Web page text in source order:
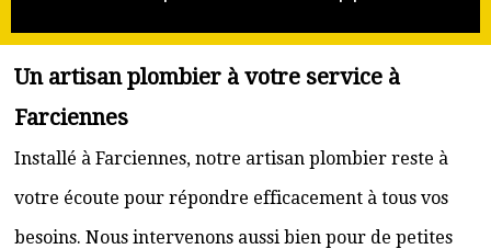
Un artisan plombier à votre service à
Farciennes
Installé à Farciennes, notre artisan plombier reste à
votre écoute pour répondre efficacement à tous vos
besoins. Nous intervenons aussi bien pour de petites